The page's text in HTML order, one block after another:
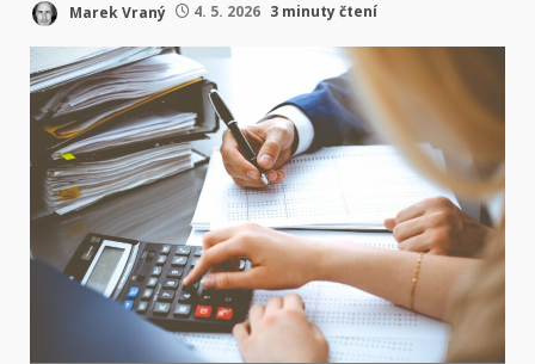
Marek Vraný 4. 5. 2026 3 minuty čtení